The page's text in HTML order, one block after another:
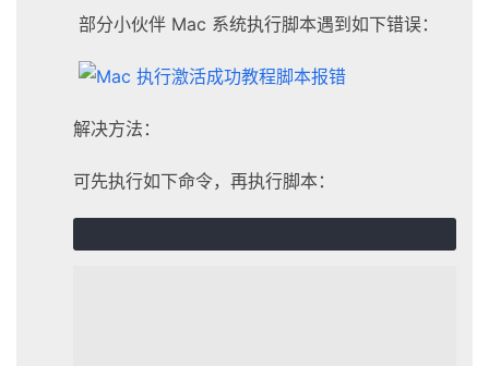
部分小伙伴 Mac 系统执行脚本遇到如下错误：
解决方法：
可先执行如下命令，再执行脚本：